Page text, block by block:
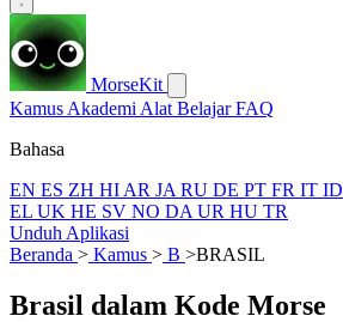
MorseKit
Kamus Akademi Alat BelajarFAQ
Bahasa
EN ES ZH HI AR JA RU DE PT FR IT ID
EL UK HE SV NO DA UR HU TR
Unduh Aplikasi
Beranda > Kamus > B >BRASIL
Brasil dalam Kode Morse